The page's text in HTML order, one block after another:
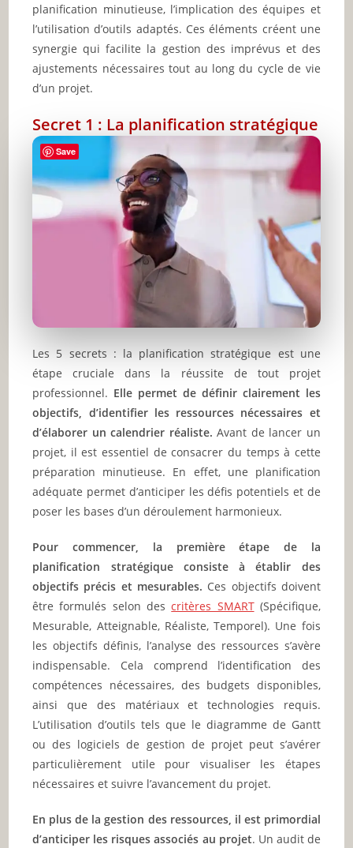
planification minutieuse, l’implication des équipes et
l’utilisation d’outils adaptés. Ces éléments créent une
synergie qui facilite la gestion des imprévus et des
ajustements nécessaires tout au long du cycle de vie
d’un projet.
Secret 1 : La planification stratégique
Les 5 secrets : la planification stratégique est une
étape cruciale dans la réussite de tout projet
professionnel. Elle permet de définir clairement les
objectifs, d’identifier les ressources nécessaires et
d’élaborer un calendrier réaliste. Avant de lancer un
projet, il est essentiel de consacrer du temps à cette
préparation minutieuse. En effet, une planification
adéquate permet d’anticiper les défis potentiels et de
poser les bases d’un déroulement harmonieux.
Pour commencer, la première étape de la
planification stratégique consiste à établir des
objectifs précis et mesurables. Ces objectifs doivent
être formulés selon descritères SMART(Spécifique,
Mesurable, Atteignable, Réaliste, Temporel). Une fois
les objectifs définis, l’analyse des ressources s’avère
indispensable. Cela comprend l’identification des
compétences nécessaires, des budgets disponibles,
ainsi que des matériaux et technologies requis.
L’utilisation d’outils tels que le diagramme de Gantt
ou des logiciels de gestion de projet peut s’avérer
particulièrement utile pour visualiser les étapes
nécessaires et suivre l’avancement du projet.
En plus de la gestion des ressources, il est primordial
d’anticiper les risques associés au projet. Un audit de
Save